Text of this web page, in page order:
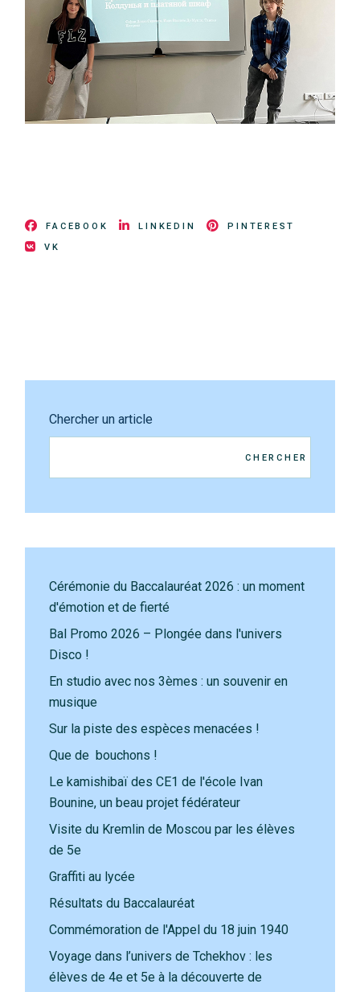
FACEBOOK LINKEDIN
PINTEREST
VK
Chercher un article
CHERCHER
Cérémonie du Baccalauréat 2026 : un moment
d'émotion et de fierté
Bal Promo 2026 – Plongée dans l'univers
Disco !
En studio avec nos 3èmes : un souvenir en
musique
Sur la piste des espèces menacées !
Que de bouchons !
Le kamishibaï des CE1 de l'école Ivan
Bounine, un beau projet fédérateur
Visite du Kremlin de Moscou par les élèves
de 5e
Graffiti au lycée
Résultats du Baccalauréat
Commémoration de l'Appel du 18 juin 1940
Voyage dans l’univers de Tchekhov : les
élèves de 4e et 5e à la découverte de